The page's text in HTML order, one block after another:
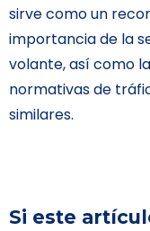
sirve como un
importancia de la
volante, así como
normativas de
similares.
Si este